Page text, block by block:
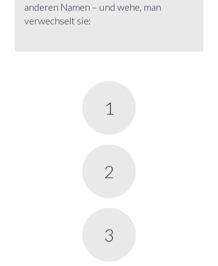
anderen Namen – und wehe, man
verwechselt sie:
1
2
3